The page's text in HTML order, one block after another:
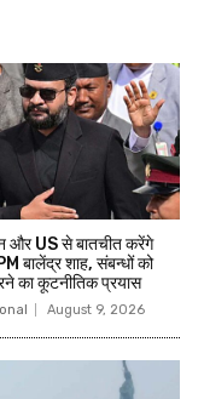
और US से बातचीत करेंगे
बालेंद्र शाह, संबन्धों को
का कूटनीतिक प्रयास
August 9, 2026